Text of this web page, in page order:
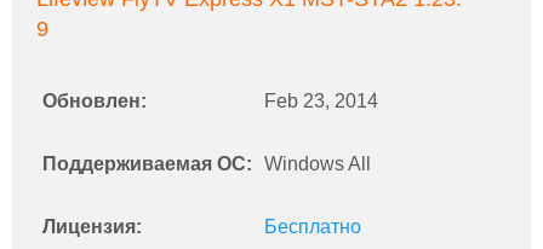
9
Обновлен: Feb 23, 2014
Поддерживаемая ОС: Windows All
Лицензия: Бесплатно